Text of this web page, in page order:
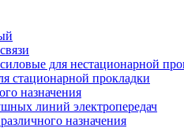
для нестационарной
стационарной прокладки
назначения
линий электропередач
назначения